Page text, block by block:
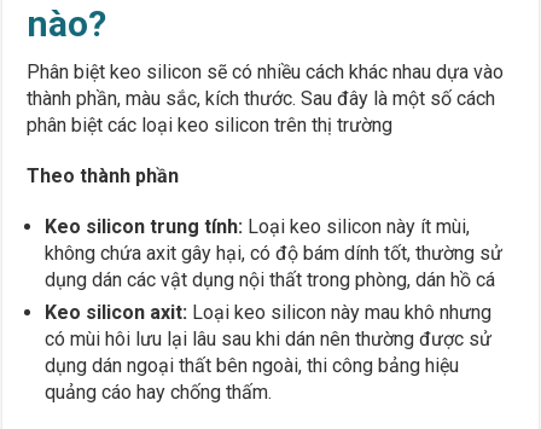
nào?
Phân biệt keo silicon sẽ có nhiều cách khác nhau dựa vào
thành phần, màu sắc, kích thước. Sau đây là một số cách
phân biệt các loại keo silicon trên thị trường
Theo thành phần
Keo silicon trung tính: Loại keo silicon này ít mùi,
không chứa axit gây hại, có độ bám dính tốt, thường sử
dụng dán các vật dụng nội thất trong phòng, dán hồ cá
Keo silicon axit: Loại keo silicon này mau khô nhưng
có mùi hôi lưu lại lâu sau khi dán nên thường được sử
dụng dán ngoại thất bên ngoài, thi công bảng hiệu
quảng cáo hay chống thấm.